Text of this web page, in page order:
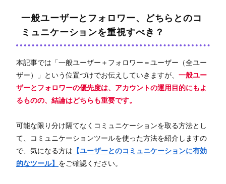
一般ユーザーとフォロワー、どちらとのコ
ミュニケーションを重視すべき？
本記事では「一般ユーザー＋フォロワー＝ユーザー（全ユー
ザー）」という位置づけでお伝えしていきますが、 一般ユー
ザーとフォロワーの優先度は、アカウントの運用目的にもよ
るものの、結論はどちらも重要です。
可能な限り分け隔てなくコミュニケーションを取る方法とし
て、コミュニケーションツールを使った方法を紹介しますの
で、気になる方は 【ユーザーとのコミュニケーションに有効
的なツール】 をご確認ください。